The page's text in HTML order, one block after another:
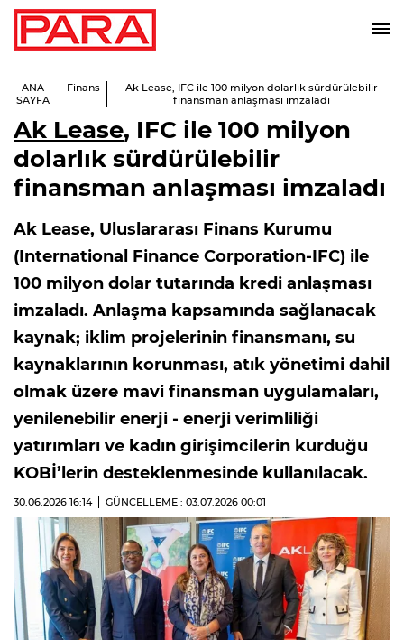
ANA
SAYFA
Finans
Ak Lease, IFC ile 100 milyon dolarlık sürdürülebilir
finansman anlaşması imzaladı
Ak Lease, IFC ile 100 milyon
dolarlık sürdürülebilir
finansman anlaşması imzaladı
Ak Lease, Uluslararası Finans Kurumu
(International Finance Corporation-IFC) ile
100 milyon dolar tutarında kredi anlaşması
imzaladı. Anlaşma kapsamında sağlanacak
kaynak; iklim projelerinin finansmanı, su
kaynaklarının korunması, atık yönetimi dahil
olmak üzere mavi finansman uygulamaları,
yenilenebilir enerji - enerji verimliliği
yatırımları ve kadın girişimcilerin kurduğu
KOBİ’lerin desteklenmesinde kullanılacak.
30.06.2026 16:14 GÜNCELLEME : 03.07.2026 00:01